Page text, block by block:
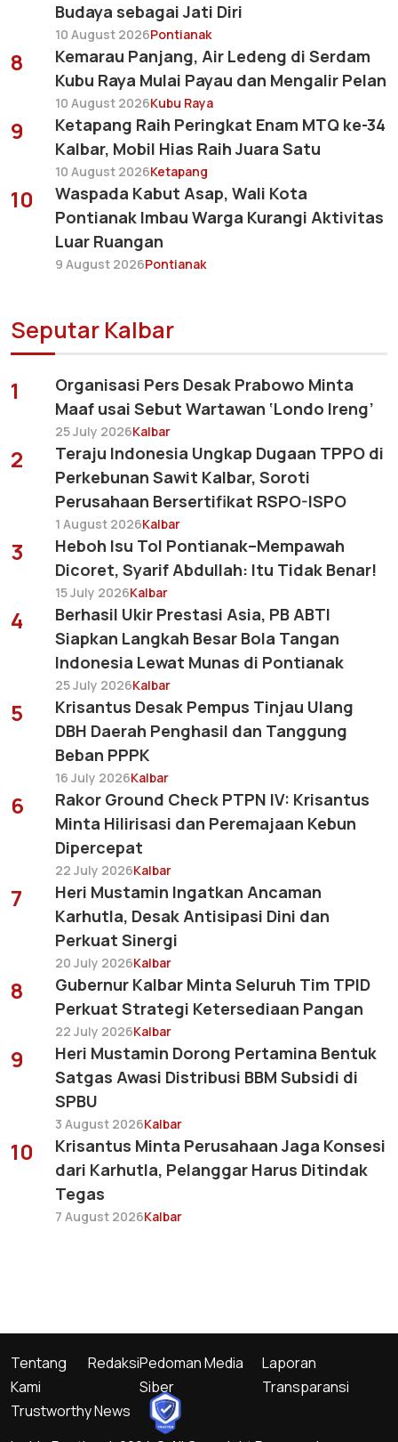
Budaya sebagai Jati Diri
10 August 2026Pontianak
8
Kemarau Panjang, Air Ledeng di Serdam
Kubu Raya Mulai Payau dan Mengalir Pelan
10 August 2026Kubu Raya
9
Ketapang Raih Peringkat Enam MTQ ke-34
Kalbar, Mobil Hias Raih Juara Satu
10 August 2026Ketapang
10
Waspada Kabut Asap, Wali Kota
Pontianak Imbau Warga Kurangi Aktivitas
Luar Ruangan
9 August 2026Pontianak
Seputar Kalbar
1
Organisasi Pers Desak Prabowo Minta
Maaf usai Sebut Wartawan ‘Londo Ireng’
25 July 2026Kalbar
2
Teraju Indonesia Ungkap Dugaan TPPO di
Perkebunan Sawit Kalbar, Soroti
Perusahaan Bersertifikat RSPO-ISPO
1 August 2026Kalbar
3
Heboh Isu Tol Pontianak–Mempawah
Dicoret, Syarif Abdullah: Itu Tidak Benar!
15 July 2026Kalbar
4
Berhasil Ukir Prestasi Asia, PB ABTI
Siapkan Langkah Besar Bola Tangan
Indonesia Lewat Munas di Pontianak
25 July 2026Kalbar
5
Krisantus Desak Pempus Tinjau Ulang
DBH Daerah Penghasil dan Tanggung
Beban PPPK
16 July 2026Kalbar
6
Rakor Ground Check PTPN IV: Krisantus
Minta Hilirisasi dan Peremajaan Kebun
Dipercepat
22 July 2026Kalbar
7
Heri Mustamin Ingatkan Ancaman
Karhutla, Desak Antisipasi Dini dan
Perkuat Sinergi
20 July 2026Kalbar
8
Gubernur Kalbar Minta Seluruh Tim TPID
Perkuat Strategi Ketersediaan Pangan
22 July 2026Kalbar
9
Heri Mustamin Dorong Pertamina Bentuk
Satgas Awasi Distribusi BBM Subsidi di
SPBU
3 August 2026Kalbar
10
Krisantus Minta Perusahaan Jaga Konsesi
dari Karhutla, Pelanggar Harus Ditindak
Tegas
7 August 2026Kalbar
Trustworthy News
Tentang
Kami
RedaksiPedoman Media
Siber
Laporan
Transparansi